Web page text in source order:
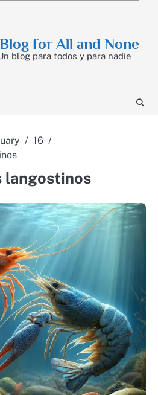
for All and None
blog para todos y para nadie
16
langostinos